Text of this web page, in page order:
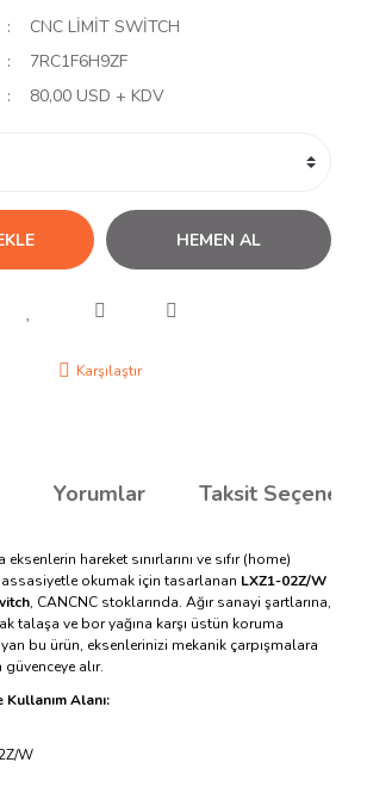
CNC LİMİT SWİTCH
7RC1F6H9ZF
80,00 USD + KDV
HEMEN AL
Karşılaştır
Yorumlar Taksit
eksenlerin hareket sınırlarını ve sıfır (home)
okumak için tasarlanan LXZ1-02Z/W
, CANCNC stoklarında. Ağır sanayi şartlarına,
talaşa ve bor yağına karşı üstün koruma
bu ürün, eksenlerinizi mekanik çarpışmalara
alır.
Alanı:
W